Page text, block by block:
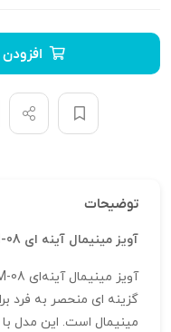
توضیحات
آویز مینیمال آینه ای N-M-08
گزینه‌ ای منحصر به‌ فرد
مینیمال است. این مدل